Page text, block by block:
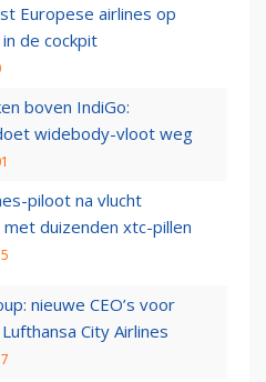
Europese airlines op
de cockpit
boven IndiGo:
widebody-vloot weg
piloot na vlucht
met duizenden xtc-pillen
nieuwe CEO’s voor
City Airlines